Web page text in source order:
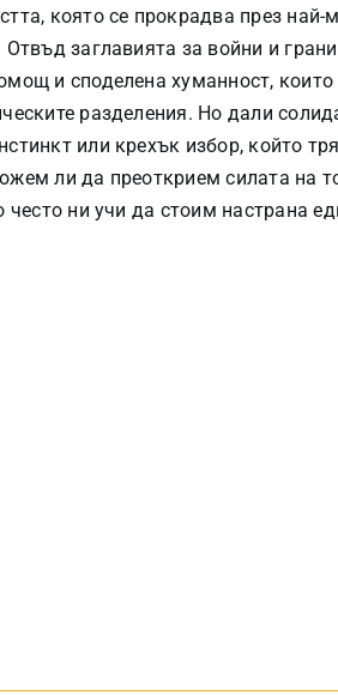
която се прокрадва през
Отвъд заглавията за войни и
и споделена хуманност,
разделения. Но дали
или крехък избор, който
ли да преоткрием силата на
често ни учи да стоим настрана